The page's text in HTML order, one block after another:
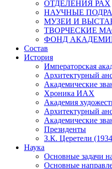
ОТДЕЛЕНИЯ РАХ
НАУЧНЫЕ
МУЗЕИ И
ТВОРЧЕСКИЕ
ФОНД
Состав
История
Императорская
Архитектурный
Академические
Хроника ИАХ
Академия
Архитектурный
Академические
Президенты
З.К. Церетели
Наука
Основные задачи
Основные